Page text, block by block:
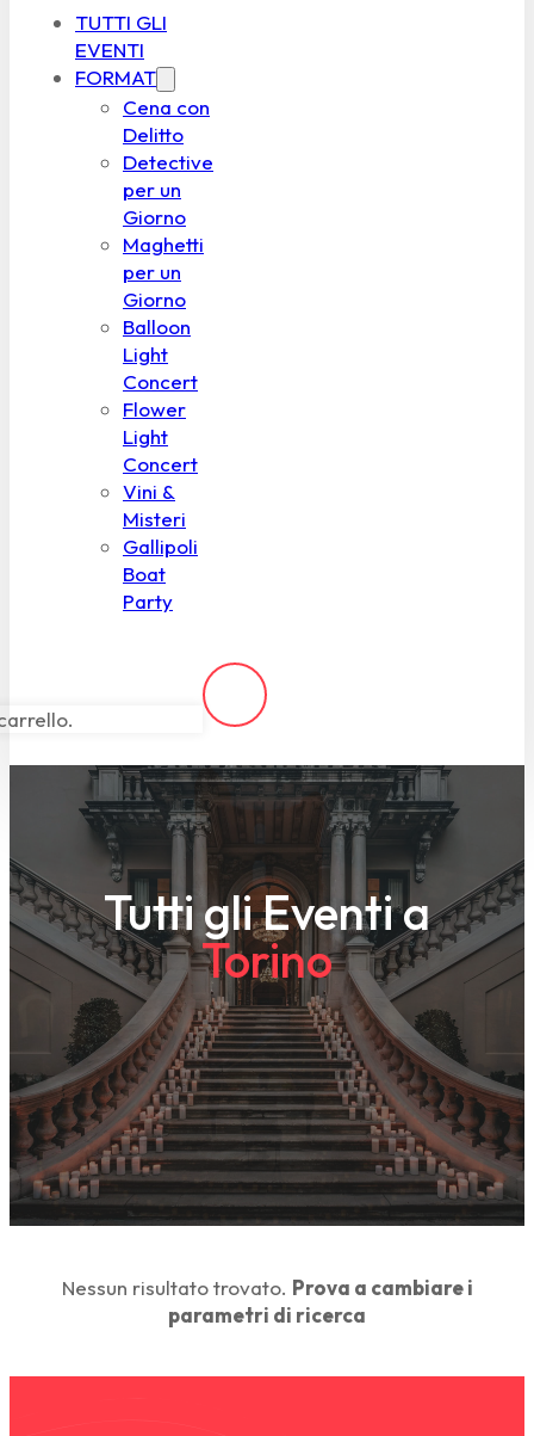
TUTTI GLI
EVENTI
FORMAT
Cena con
Delitto
Detective
per un
Giorno
Maghetti
per un
Giorno
Balloon
Light
Concert
Flower
Light
Concert
Vini &
Misteri
Gallipoli
Boat
Party
Tutti gli Eventi a
Torino
Nessun risultato trovato. Prova a cambiare i
parametri di ricerca